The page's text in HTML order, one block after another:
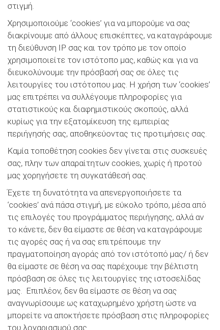
στιγμή.
Χρησιμοποιούμε ‘cookies’ για να μπορούμε να σας
διακρίνουμε από άλλους επισκέπτες, να καταγράφουμε
τη διεύθυνση IP σας και τον τρόπο με τον οποίο
χρησιμοποιείτε τον ιστότοπο μας, καθώς και για να
διευκολύνουμε την πρόσβασή σας σε όλες τις
λειτουργίες του ιστότοπου μας. Η χρήση των ‘cookies’
μας επιτρέπει να συλλέγουμε πληροφορίες για
στατιστικούς και διαφημιστικούς σκοπούς, αλλά
κυρίως για την εξατομίκευση της εμπειρίας
περιήγησής σας, αποθηκεύοντας τις προτιμήσεις σας.
Καμία τοποθέτηση cookies δεν γίνεται στις συσκευές
σας, πλην των απαραίτητων cookies, χωρίς ή προτού
μας χορηγήσετε τη συγκατάθεσή σας.
Έχετε τη δυνατότητα να απενεργοποιήσετε τα
‘cookies’ ανά πάσα στιγμή, με εύκολο τρόπο, μέσα από
τις επιλογές του προγράμματος περιήγησης, αλλά αν
το κάνετε, δεν θα είμαστε σε θέση να καταγράφουμε
τις αγορές σας ή να σας επιτρέπουμε την
πραγματοποίηση αγοράς από τον ιστότοπό μας/ ή δεν
θα είμαστε σε θέση να σας παρέχουμε την βέλτιστη
πρόσβαση σε όλες τις λειτουργίες της ιστοσελίδας
μας. Επιπλέον, δεν θα είμαστε σε θέση να σας
αναγνωρίσουμε ως καταχωρημένο χρήστη ώστε να
μπορείτε να αποκτήσετε πρόσβαση στις πληροφορίες
του λογαριασμού σας.